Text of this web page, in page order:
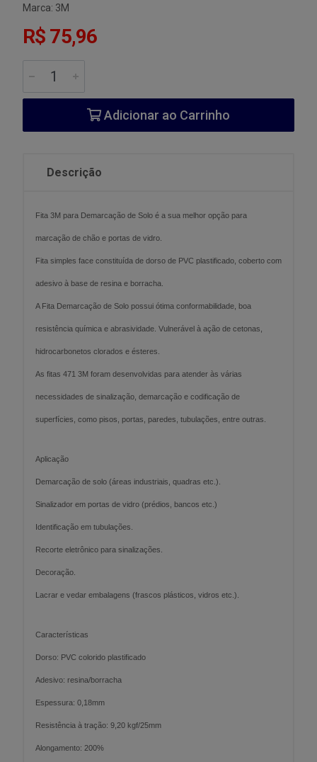
Marca: 3M
R$ 75,96
Adicionar ao Carrinho
Descrição
Fita 3M para Demarcação de Solo é a sua melhor opção para
marcação de chão e portas de vidro.
Fita simples face constituída de dorso de PVC plastificado, coberto com
adesivo à base de resina e borracha.
A Fita Demarcação de Solo possui ótima conformabilidade, boa
resistência química e abrasividade. Vulnerável à ação de cetonas,
hidrocarbonetos clorados e ésteres.
As fitas 471 3M foram desenvolvidas para atender às várias
necessidades de sinalização, demarcação e codificação de
superfícies, como pisos, portas, paredes, tubulações, entre outras.
Aplicação
Demarcação de solo (áreas industriais, quadras etc.).
Sinalizador em portas de vidro (prédios, bancos etc.)
Identificação em tubulações.
Recorte eletrônico para sinalizações.
Decoração.
Lacrar e vedar embalagens (frascos plásticos, vidros etc.).
Características
Dorso: PVC colorido plastificado
Adesivo: resina/borracha
Espessura: 0,18mm
Resistência à tração: 9,20 kgf/25mm
Alongamento: 200%